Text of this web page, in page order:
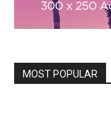
MOST POPULAR